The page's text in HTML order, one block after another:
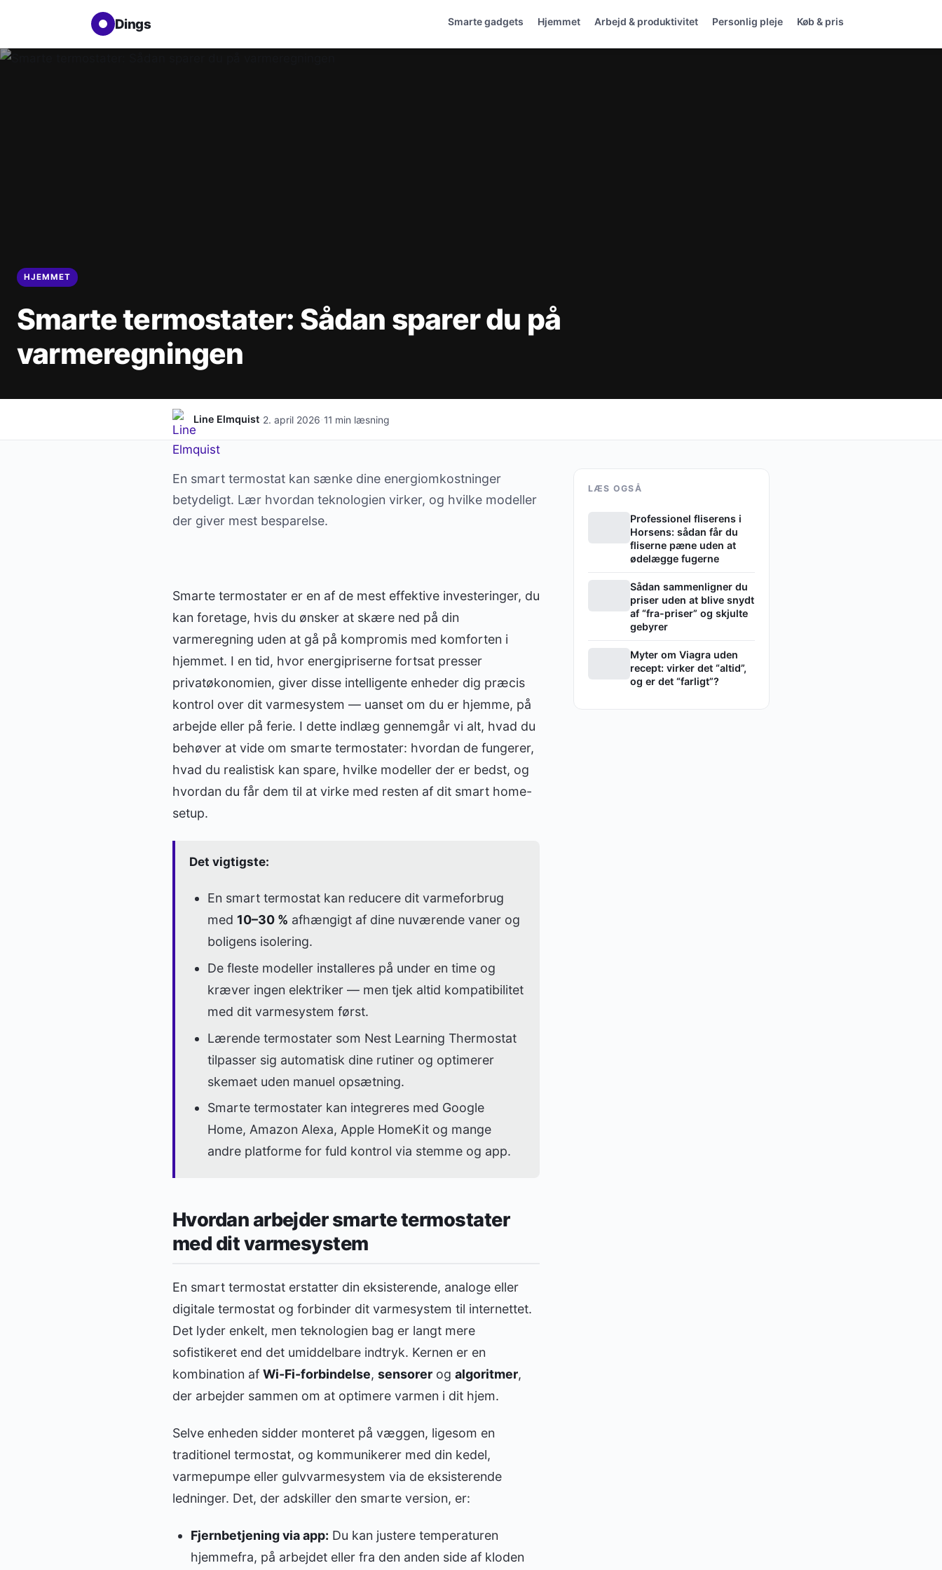
Dings Smarte gadgets Hjemmet Arbejd & produktivitet Personlig pleje Køb & pris
HJEMMET
Smarte termostater: Sådan sparer du på
varmeregningen
Line Elmquist 2. april 2026 11 min læsning
En smart termostat kan sænke dine energiomkostninger
betydeligt. Lær hvordan teknologien virker, og hvilke modeller
der giver mest besparelse.
Smarte termostater er en af de mest effektive investeringer, du
kan foretage, hvis du ønsker at skære ned på din
varmeregning uden at gå på kompromis med komforten i
hjemmet. I en tid, hvor energipriserne fortsat presser
privatøkonomien, giver disse intelligente enheder dig præcis
kontrol over dit varmesystem — uanset om du er hjemme, på
arbejde eller på ferie. I dette indlæg gennemgår vi alt, hvad du
behøver at vide om smarte termostater: hvordan de fungerer,
hvad du realistisk kan spare, hvilke modeller der er bedst, og
hvordan du får dem til at virke med resten af dit smart home-
setup.
Det vigtigste:
En smart termostat kan reducere dit varmeforbrug
med 10–30 % afhængigt af dine nuværende vaner og
boligens isolering.
De fleste modeller installeres på under en time og
kræver ingen elektriker — men tjek altid kompatibilitet
med dit varmesystem først.
Lærende termostater som Nest Learning Thermostat
tilpasser sig automatisk dine rutiner og optimerer
skemaet uden manuel opsætning.
Smarte termostater kan integreres med Google
Home, Amazon Alexa, Apple HomeKit og mange
andre platforme for fuld kontrol via stemme og app.
Hvordan arbejder smarte termostater
med dit varmesystem
En smart termostat erstatter din eksisterende, analoge eller
digitale termostat og forbinder dit varmesystem til internettet.
Det lyder enkelt, men teknologien bag er langt mere
sofistikeret end det umiddelbare indtryk. Kernen er en
kombination af Wi-Fi-forbindelse, sensorer og algoritmer,
der arbejder sammen om at optimere varmen i dit hjem.
Selve enheden sidder monteret på væggen, ligesom en
traditionel termostat, og kommunikerer med din kedel,
varmepumpe eller gulvvarmesystem via de eksisterende
ledninger. Det, der adskiller den smarte version, er:
Fjernbetjening via app: Du kan justere temperaturen
hjemmefra, på arbejdet eller fra den anden side af kloden
LÆS OGSÅ
Professionel fliserens i
Horsens: sådan får du
fliserne pæne uden at
ødelægge fugerne
Sådan sammenligner du
priser uden at blive snydt
af “fra-priser” og skjulte
gebyrer
Myter om Viagra uden
recept: virker det “altid”,
og er det “farligt”?